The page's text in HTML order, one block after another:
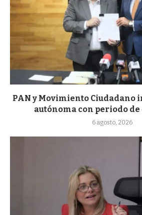
PAN y Movimiento Ciudadano
autónoma con periodo de
6 agosto, 2026